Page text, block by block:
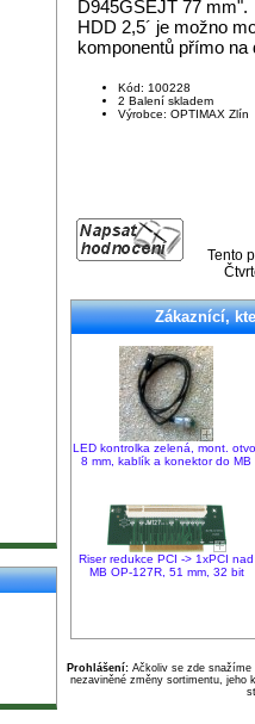
D945GSEJT 77 mm".
HDD 2,5´ je možno
komponentů přímo na
Kód: 100228
2 Balení skladem
Výrobce: OPTIMAX Zlín
Tento
Zákaznící,
LED kontrolka zelená, mont.
8 mm, kablík a konektor do MB
Riser redukce PCI -> 1xPCI nad
MB OP-127R, 51 mm, 32 bit
Prohlášení:Ačkoliv se zde snažíme
nezaviněné změny sortimentu, jeho